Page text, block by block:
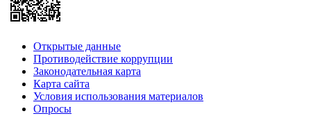
Открытые данные
Противодействие коррупции
Законодательная карта
Карта сайта
Условия использования материалов
Опросы